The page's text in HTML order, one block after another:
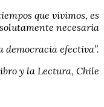
que vivimos, es
necesaria
efectiva”.
y la Lectura, Chile